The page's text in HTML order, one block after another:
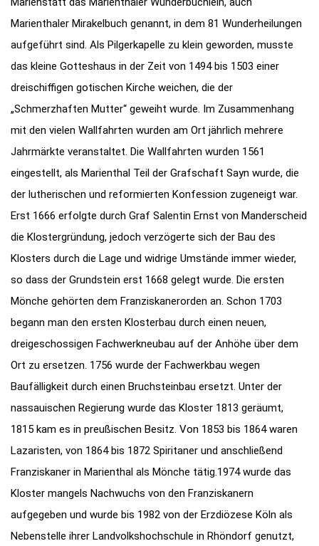
Marienthaler Mirakelbuch genannt, in dem 81 Wunderheilungen
aufgeführt sind. Als Pilgerkapelle zu klein geworden, musste
das kleine Gotteshaus in der Zeit von 1494 bis 1503 einer
dreischiffigen gotischen Kirche weichen, die der
„Schmerzhaften Mutter“ geweiht wurde. Im Zusammenhang
mit den vielen Wallfahrten wurden am Ort jährlich mehrere
Jahrmärkte veranstaltet. Die Wallfahrten wurden 1561
eingestellt, als Marienthal Teil der Grafschaft Sayn wurde, die
der lutherischen und reformierten Konfession zugeneigt war.
Erst 1666 erfolgte durch Graf Salentin Ernst von Manderscheid
die Klostergründung, jedoch verzögerte sich der Bau des
Klosters durch die Lage und widrige Umstände immer wieder,
so dass der Grundstein erst 1668 gelegt wurde. Die ersten
Mönche gehörten dem Franziskanerorden an. Schon 1703
begann man den ersten Klosterbau durch einen neuen,
dreigeschossigen Fachwerkneubau auf der Anhöhe über dem
Ort zu ersetzen. 1756 wurde der Fachwerkbau wegen
Baufälligkeit durch einen Bruchsteinbau ersetzt. Unter der
nassauischen Regierung wurde das Kloster 1813 geräumt,
1815 kam es in preußischen Besitz. Von 1853 bis 1864 waren
Lazaristen, von 1864 bis 1872 Spiritaner und anschließend
Franziskaner in Marienthal als Mönche tätig.1974 wurde das
Kloster mangels Nachwuchs von den Franziskanern
aufgegeben und wurde bis 1982 von der Erzdiözese Köln als
Nebenstelle ihrer Landvolkshochschule in Rhöndorf genutzt,